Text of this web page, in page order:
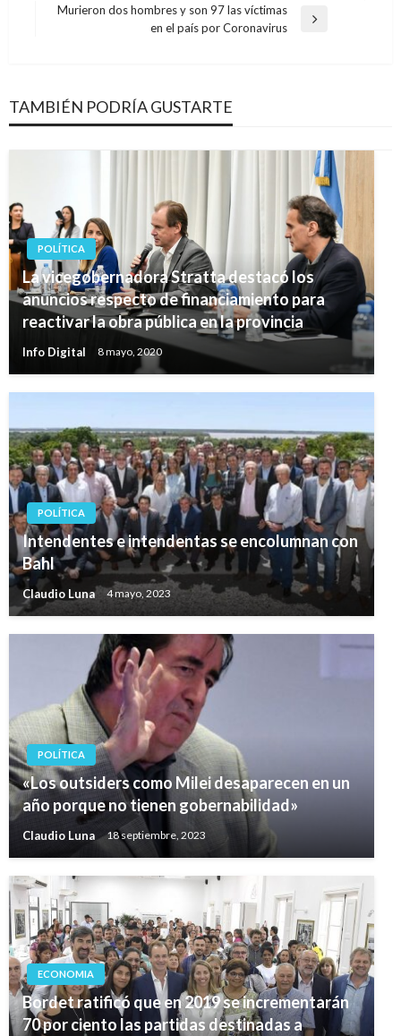
anterior
Murieron dos hombres y son 97 las víctimas
en el país por Coronavirus
TAMBIÉN PODRÍA GUSTARTE
POLÍTICA
La vicegobernadora Stratta destacó los
anuncios respecto de financiamiento para
reactivar la obra pública en la provincia
Info Digital 8 mayo, 2020
POLÍTICA
Intendentes e intendentas se encolumnan con
Bahl
Claudio Luna 4 mayo, 2023
POLÍTICA
«Los outsiders como Milei desaparecen en un
año porque no tienen gobernabilidad»
Claudio Luna 18 septiembre, 2023
ECONOMIA
Bordet ratificó que en 2019 se incrementarán
70 por ciento las partidas destinadas a